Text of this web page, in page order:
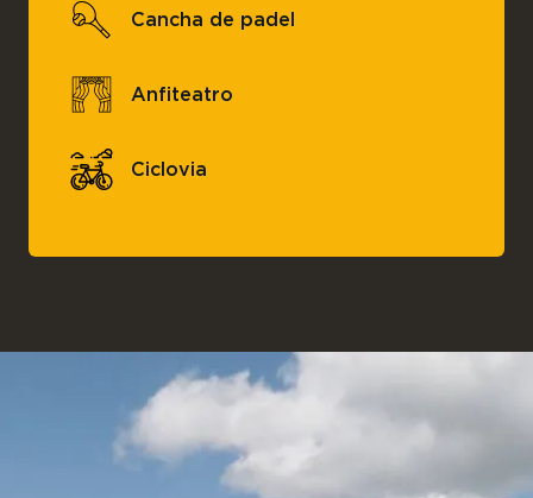
Cancha de padel
Anfiteatro
Ciclovia